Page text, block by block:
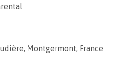
Montgermont, France